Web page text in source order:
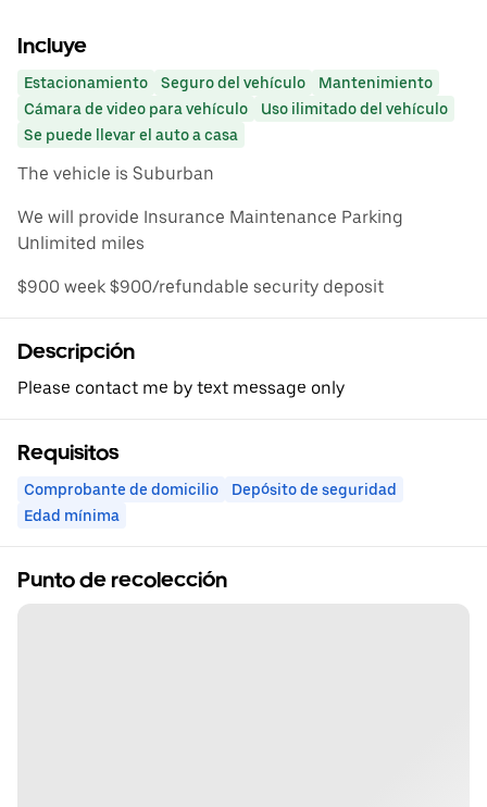
Incluye
Estacionamiento Seguro del vehículo
Mantenimiento
Cámara de video para vehículo
Uso ilimitado del vehículo
Se puede llevar el auto a casa
The vehicle is Suburban
We will provide Insurance Maintenance Parking
Unlimited miles
$900 week $900/refundable security deposit
Descripción
Please contact me by text message only
Requisitos
Comprobante de domicilio
Depósito de seguridad
Edad mínima
Punto de recolección